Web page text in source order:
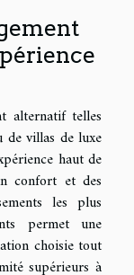
alternatif telles
de villas de luxe
haut de
confort et des
les plus
permet une
choisie tout
supérieurs à